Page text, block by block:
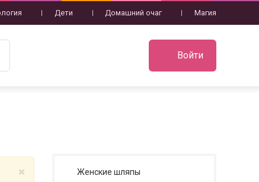
Дети Домашний очаг Магия
Войти
× Женские шляпы